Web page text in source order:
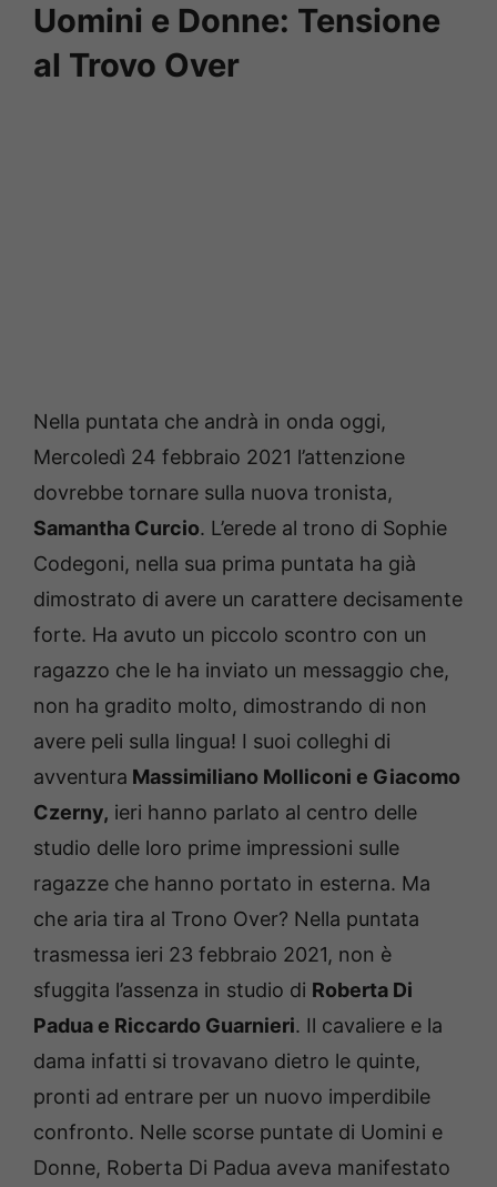
Uomini e Donne: Tensione
al Trovo Over
Nella puntata che andrà in onda oggi,
Mercoledì 24 febbraio 2021 l’attenzione
dovrebbe tornare sulla nuova tronista,
Samantha Curcio. L’erede al trono di Sophie
Codegoni, nella sua prima puntata ha già
dimostrato di avere un carattere decisamente
forte. Ha avuto un piccolo scontro con un
ragazzo che le ha inviato un messaggio che,
non ha gradito molto, dimostrando di non
avere peli sulla lingua! I suoi colleghi di
avventura Massimiliano Molliconi e Giacomo
Czerny, ieri hanno parlato al centro delle
studio delle loro prime impressioni sulle
ragazze che hanno portato in esterna. Ma
che aria tira al Trono Over? Nella puntata
trasmessa ieri 23 febbraio 2021, non è
sfuggita l’assenza in studio di Roberta Di
Padua e Riccardo Guarnieri. Il cavaliere e la
dama infatti si trovavano dietro le quinte,
pronti ad entrare per un nuovo imperdibile
confronto. Nelle scorse puntate di Uomini e
Donne, Roberta Di Padua aveva manifestato